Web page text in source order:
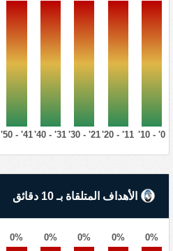
41' - 50' 31' - 40' 21' - 30' 11' - 20' 0' - 10'
الأهداف المتلقاة بـ 10 دقائق
0% 0% 0% 0% 0%